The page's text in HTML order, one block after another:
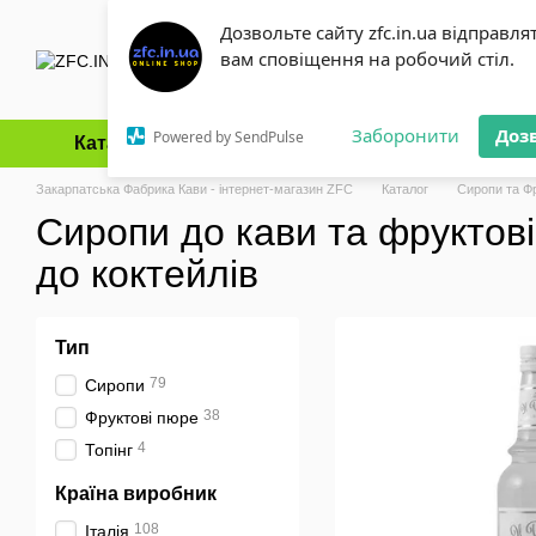
Дозвольте сайту zfc.in.ua
вам сповіщення на робочий стіл.
Powered by SendPulse Заборонити
Перейти до основного контенту
Каталог Оплата і доставка Обмін та повернення
Закарпатська Фабрика Кави - інтернет-магазин ZFC Каталог Сиропи та
Сиропи до кави та
до коктейлів
Тип
Сиропи 79
Фруктові пюре 38
Топінг 4
Країна виробник
Італія 108